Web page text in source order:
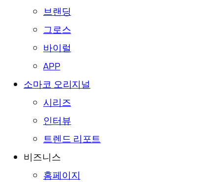
브랜딩
그로스
바이럴
APP
소마코 오리지널
시리즈
인터뷰
트렌드 리포트
비즈니스
홈페이지